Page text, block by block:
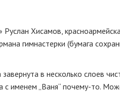
Хисамов,
гимнастерки (бумага
в несколько слоев
с именем „Ваня“ почему-то.